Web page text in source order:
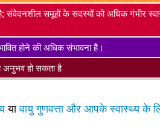
संवेदनशील समूहों के सदस्यों को अधिक गंभीर
होने की अधिक संभावना है।
अनुभव हो सकता है
यावायु गुणवत्ता और आपके स्वास्थ्य के